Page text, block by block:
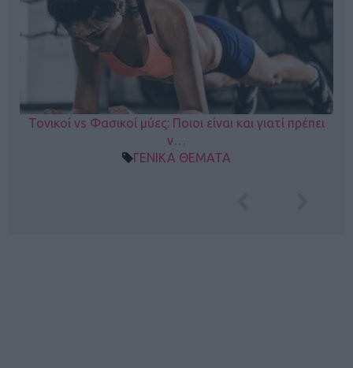
Τονικοί vs Φασικοί μύες: Ποιοι είναι και γιατί πρέπει
ν…
ΓΕΝΙΚΑ ΘΕΜΑΤΑ